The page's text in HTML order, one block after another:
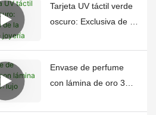
Tarjeta UV táctil verde
oscuro: Exclusiva de la
Envase de perfume
con lámina de oro 3D: